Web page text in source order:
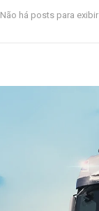
Não há posts para exibir